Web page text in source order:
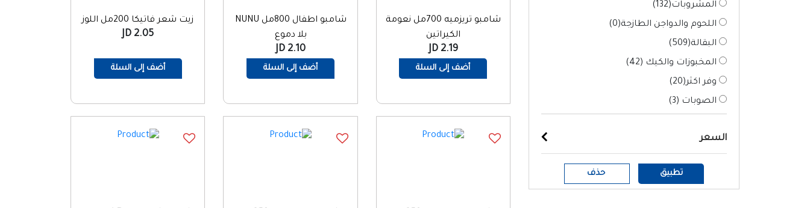
المشروبات(132
)
اللحوم والدواجن الطازجة(0
)
البقالة(509
)
المخبوزات والكيك (42
)
وفر اكثر(20
)
الصوبات (3
)
السعر
تطبيق حذف
شامبو تريزميه 700مل نعومة
الكيراتين
2.19 JD
أضف إلى السلة
شامبو اطفال 800مل NUNU
بلا دموع
2.10 JD
أضف إلى السلة
زيت شعر فاتيكا 200مل اللوز
2.05 JD
أضف إلى السلة